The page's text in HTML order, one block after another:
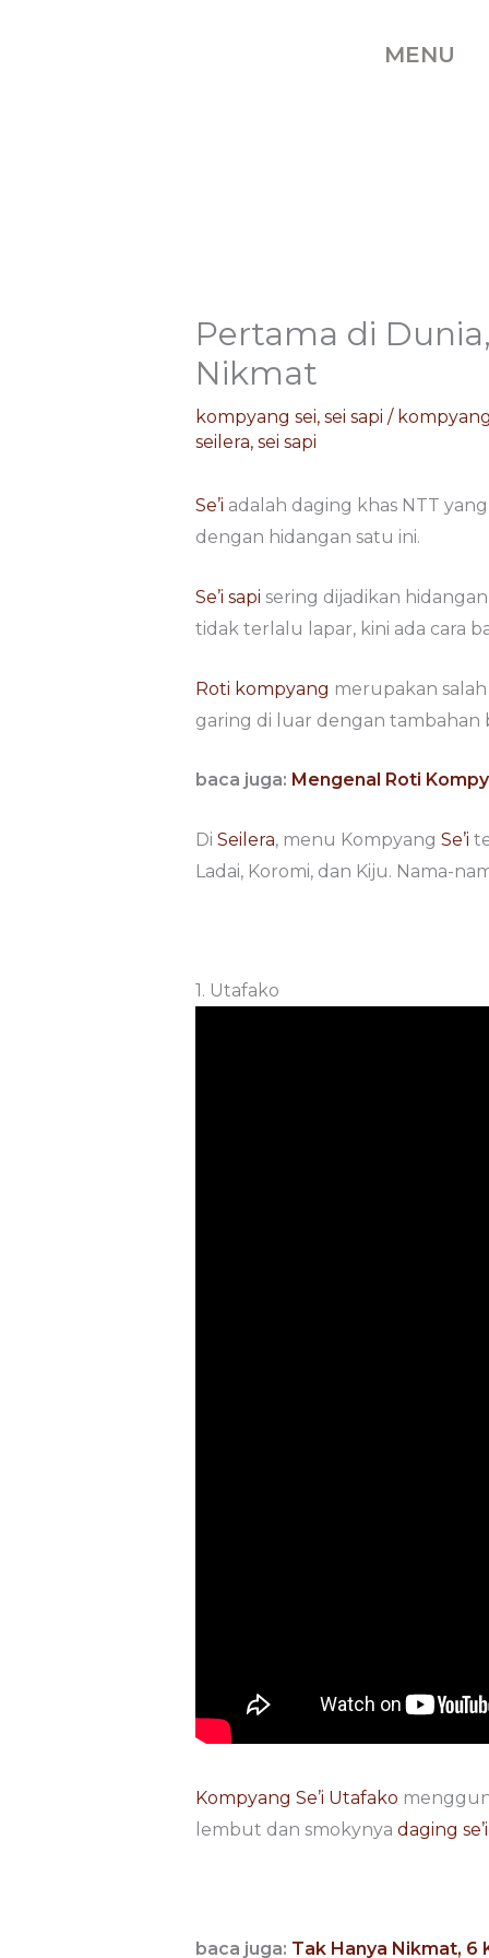
MENU
Pertama di
Nikmat
kompyang sei, sei sapi /
seilera, sei sapi
Se’i adalah daging khas NTT
dengan hidangan satu ini.
Se’i sapi sering dijadikan
tidak terlalu lapar, kini ada cara
Roti kompyang merupakan
garing di luar dengan tambahan
baca juga: Mengenal Roti
Di Seilera, menu Kompyang Se’i
Ladai, Koromi, dan Kiju. Nama-
1. Utafako
Kompyang Se’i Utafako
lembut dan smokynya daging se’i
baca juga: Tak Hanya Nikmat, 6